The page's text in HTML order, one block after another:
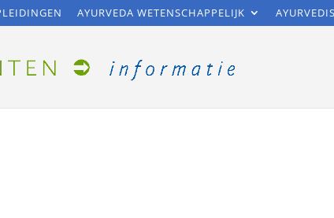
AYURVEDA WETENSCHAPPELIJK